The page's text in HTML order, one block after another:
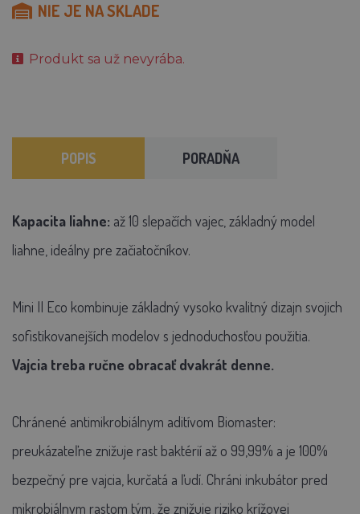
NIE JE NA SKLADE
Produkt sa už nevyrába.
POPIS PORADŇA
Kapacita liahne: až 10 slepačích vajec, základný model
liahne, ideálny pre začiatočníkov.
Mini II Eco kombinuje základný vysoko kvalitný dizajn svojich
sofistikovanejších modelov s jednoduchosťou použitia.
Vajcia treba ručne obracať dvakrát denne.
Chránené antimikrobiálnym aditívom Biomaster:
preukázateľne znižuje rast baktérií až o 99,99% a je 100%
bezpečný pre vajcia, kurčatá a ľudí. Chráni inkubátor pred
mikrobiálnym rastom tým, že znižuje riziko krížovej